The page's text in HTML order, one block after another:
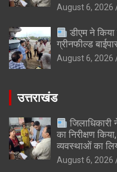
August 6, 2026
डीएम ने
ग्रीनफील्ड
August 6, 2026
उत्तराखंड
का निरीक्षण
व्यवस्थाओं का
August 6, 2026